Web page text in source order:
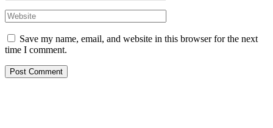
Save my name, email, and website in this browser for the next
time I comment.